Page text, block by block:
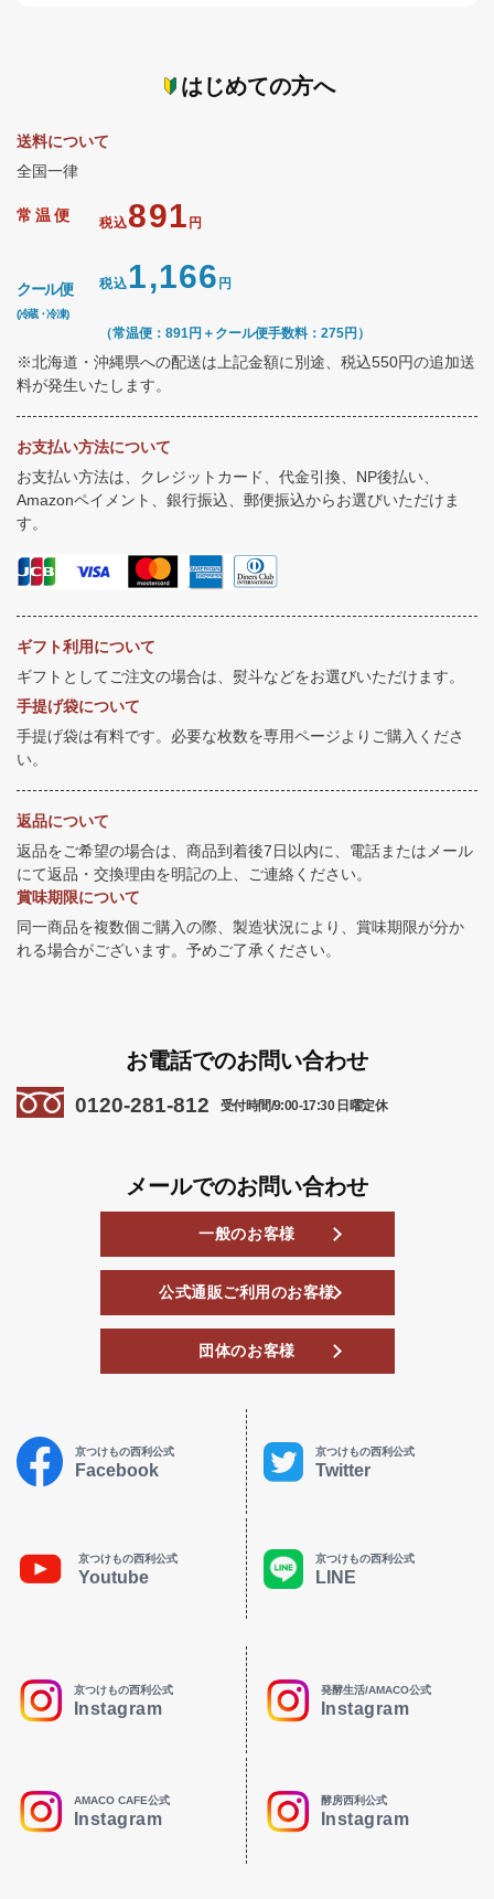
はじめての方へ
送料について
全国一律
常温便 税込891 円
クール便
(冷蔵・冷凍)
税込1,166 円
（常温便：891円＋クール便手数料：275円）
※北海道・沖縄県への配送は上記金額に別途、税込550円の追加送
料が発生いたします。
お支払い方法について
お支払い方法は、クレジットカード、代金引換、NP後払い、
Amazonペイメント、銀行振込、郵便振込からお選びいただけま
す。
ギフト利用について
ギフトとしてご注文の場合は、熨斗などをお選びいただけます。
手提げ袋について
手提げ袋は有料です。必要な枚数を専用ページよりご購入くださ
い。
返品について
返品をご希望の場合は、商品到着後7日以内に、電話またはメール
にて返品・交換理由を明記の上、ご連絡ください。
賞味期限について
同一商品を複数個ご購入の際、製造状況により、賞味期限が分か
れる場合がございます。予めご了承ください。
お電話でのお問い合わせ
0120-281-812 受付時間/9:00-17:30 日曜定休
メールでのお問い合わせ
一般のお客様
公式通販ご利用のお客様
団体のお客様
京つけもの西利公式
Facebook
京つけもの西利公式
Twitter
京つけもの西利公式
Youtube
京つけもの西利公式
LINE
京つけもの西利公式
Instagram
発酵生活/AMACO公式
Instagram
AMACO CAFE公式
Instagram
酵房西利公式
Instagram